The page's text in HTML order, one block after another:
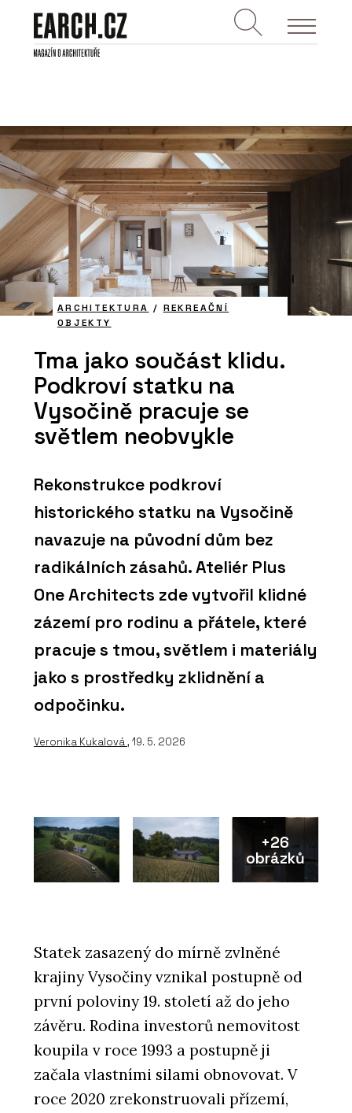
ARCHITEKTURA / REKREAČNÍ
OBJEKTY
Tma jako součást klidu.
Podkroví statku na
Vysočině pracuje se
světlem neobvykle
Rekonstrukce podkroví
historického statku na Vysočině
navazuje na původní dům bez
radikálních zásahů. Ateliér Plus
One Architects zde vytvořil klidné
zázemí pro rodinu a přátele, které
pracuje s tmou, světlem i materiály
jako s prostředky zklidnění a
odpočinku.
Veronika Kukalová, 19. 5. 2026
+26
obrázků
Statek zasazený do mírně zvlněné
krajiny Vysočiny vznikal postupně od
první poloviny 19. století až do jeho
závěru. Rodina investorů nemovitost
koupila v roce 1993 a postupně ji
začala vlastními silami obnovovat. V
roce 2020 zrekonstruovali přízemí,